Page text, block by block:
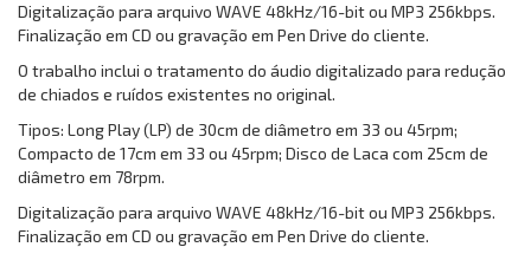
Digitalização para arquivo WAVE 48kHz/16-bit ou MP3 256kbps.
Finalização em CD ou gravação em Pen Drive do cliente.
O trabalho inclui o tratamento do áudio digitalizado para redução
de chiados e ruídos existentes no original.
Tipos: Long Play (LP) de 30cm de diâmetro em 33 ou 45rpm;
Compacto de 17cm em 33 ou 45rpm; Disco de Laca com 25cm de
diâmetro em 78rpm.
Digitalização para arquivo WAVE 48kHz/16-bit ou MP3 256kbps.
Finalização em CD ou gravação em Pen Drive do cliente.